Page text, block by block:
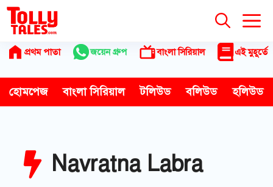
Skip
content
প্রথম পাতা জয়েন গ্রুপ বাংলা সিরিয়াল এই মুহূর্তে
হোমপেজ বাংলা সিরিয়াল টলিউড বলিউড হলিউড
Navratna Labra